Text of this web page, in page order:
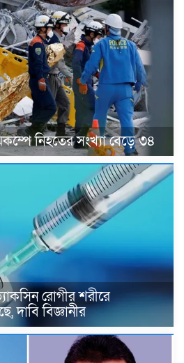
নিহতের সংখ্যা বেড়ে ৩৪
রোগীর শরীরে
দাবি বিজ্ঞানীর